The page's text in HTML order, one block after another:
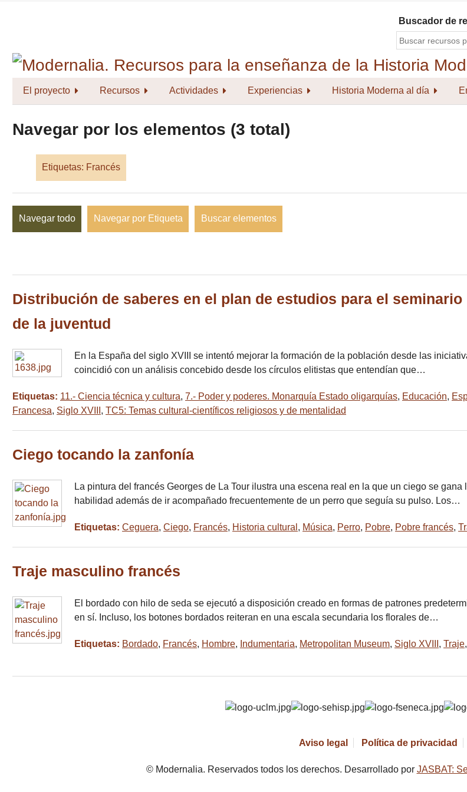
Buscador de
El proyecto Recursos Actividades Experiencias Historia Moderna al día
Navegar por los elementos (3 total)
Etiquetas: Francés
Navegar todo Navegar por Etiqueta Buscar elementos
Distribución de saberes en el plan de estudios para el seminario
de la juventud
En la España del siglo XVIII se intentó mejorar la formación de la población desde las
coincidió con un análisis concebido desde los círculos elitistas que entendían que…
Etiquetas: 11.- Ciencia técnica y cultura, 7.- Poder y poderes. Monarquía Estado oligarquías, Educación,
Francesa, Siglo XVIII , TC5: Temas cultural-científicos religiosos y de mentalidad
Ciego tocando la zanfonía
La pintura del francés Georges de La Tour ilustra una escena real en la que un ciego se
habilidad además de ir acompañado frecuentemente de un perro que seguía su pulso. Los…
Etiquetas: Ceguera, Ciego, Francés, Historia cultural , Música, Perro, Pobre, Pobre francés,
Traje masculino francés
El bordado con hilo de seda se ejecutó a disposición creado en formas de patrones
en sí. Incluso, los botones bordados reiteran en una escala secundaria los florales de…
Etiquetas: Bordado, Francés, Hombre, Indumentaria, Metropolitan Museum, Siglo XVIII , Traje,
Aviso legal Política de privacidad
© Modernalia. Reservados todos los derechos. Desarrollado por JASBAT: